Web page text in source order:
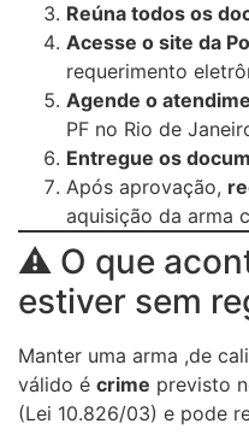
Reúna todos os
Acesse o site da
requerimento
Agende o
PF no Rio de
Entregue os
Após aprovação,
aquisição da arma
⚠️ O que
estiver sem
Manter uma arma ,de
válido é crime previsto
(Lei 10.826/03) e pode